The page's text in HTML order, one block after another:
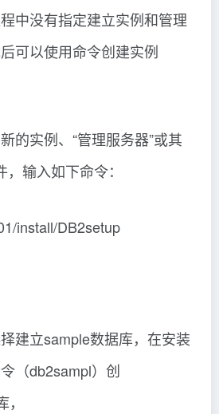
中没有指定建立实例和管理
可以使用命令创建实例
的实例、“管理服务器”或其
，输入如下命令：
install/DB2setup
建立sample数据库，在安装
（db2sampl）创
，